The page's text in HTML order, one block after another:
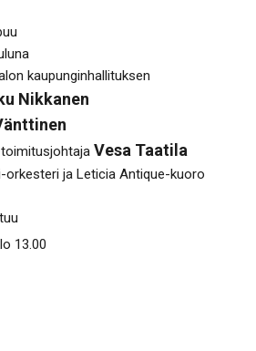
kaupunginhallituksen
Nikkanen
Vesa Taatila
orkesteri ja Leticia Antique-kuoro
13.00